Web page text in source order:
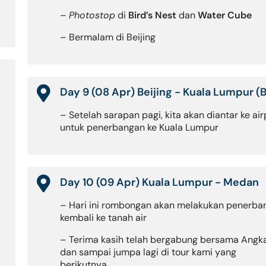
– Photostopdi Bird’s Nest danWater Cube
– Bermalam di Beijing
Day 9 (08 Apr) Beijing - Kuala Lumpur
– Setelah sarapan pagi, kita akan diantar ke
untuk penerbangan ke Kuala Lumpur
Day 10 (09 Apr) Kuala Lumpur - Medan
– Hari ini rombongan akan melakukan
kembali ke tanah air
– Terima kasih telah bergabung bersama
dan sampai jumpa lagi di tour kami yang